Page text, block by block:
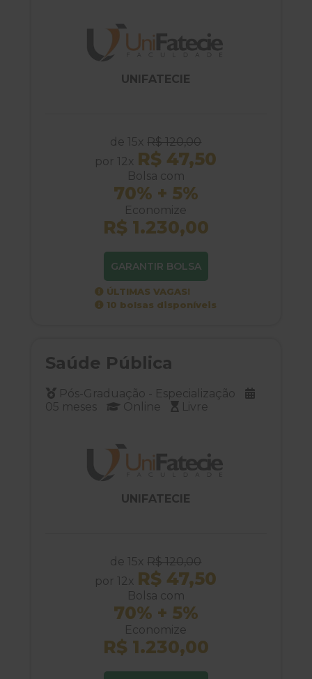
UNIFATECIE
de 15x R$ 120,00
por 12x R$ 47,50
Bolsa com
70% + 5%
Economize
R$ 1.230,00
GARANTIR BOLSA
ÚLTIMAS VAGAS!
10 bolsas disponíveis
Saúde Pública
Pós-Graduação - Especialização
05 meses
Online Livre
UNIFATECIE
de 15x R$ 120,00
por 12x R$ 47,50
Bolsa com
70% + 5%
Economize
R$ 1.230,00